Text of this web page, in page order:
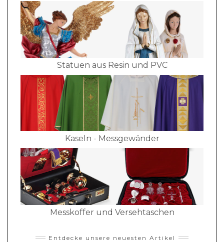
Statuen aus Resin und PVC
Kaseln - Messgewänder
Messkoffer und Versehtaschen
Entdecke unsere neuesten Artikel